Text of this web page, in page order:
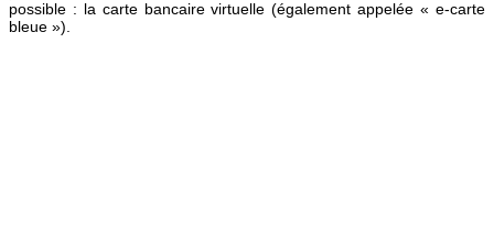
possible : la carte bancaire virtuelle (également appelée « e-carte
bleue »).